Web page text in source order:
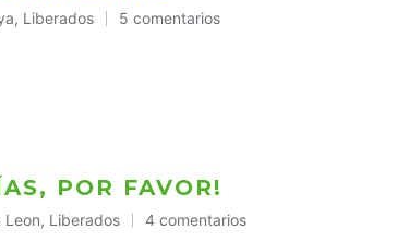
, Liberados 5 comentarios
POR FAVOR!
Leon, Liberados 4 comentarios